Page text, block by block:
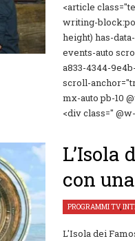
<article
writing-
height) has-
events-auto
a833-4344-
scroll-
mx-auto pb-10
<div class="
L’Isola
con
PROGRAMMI TV,
L'Isola dei